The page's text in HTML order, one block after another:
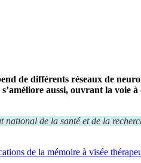
de différents réseaux de
aussi, ouvrant la voie à
national de la santé et de la